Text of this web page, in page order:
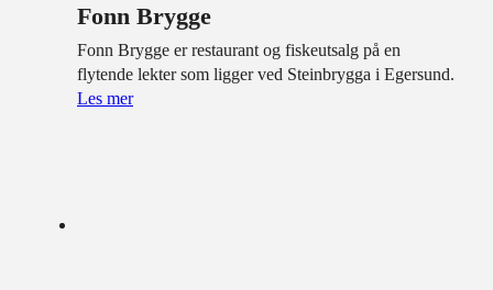
Fonn Brygge
Fonn Brygge er restaurant og fiskeutsalg på en
flytende lekter som ligger ved Steinbrygga i Egersund.
Les mer